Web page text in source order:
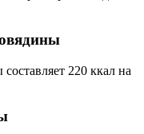
220 ккал на